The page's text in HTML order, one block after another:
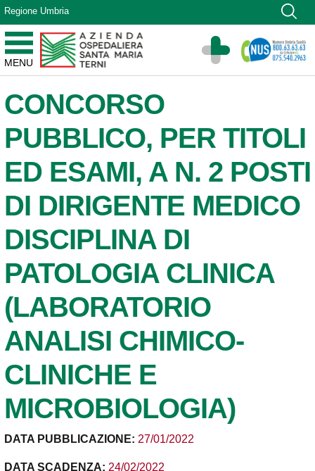
Vai ai contenuti
Vai al menu di navigazione
Vai al footer
Regione Umbria
MENU
Azienda Ospedaliera Santa Maria di Terni
Sito Istituzionale
CONCORSO
PUBBLICO, PER TITOLI
ED ESAMI, A N. 2 POSTI
DI DIRIGENTE MEDICO
DISCIPLINA DI
PATOLOGIA CLINICA
(LABORATORIO
ANALISI CHIMICO-
CLINICHE E
MICROBIOLOGIA)
DATA PUBBLICAZIONE: 27/01/2022
DATA SCADENZA: 24/02/2022